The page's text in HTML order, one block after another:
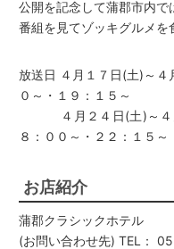
公開を記念して蒲郡市内で
番組を見てゾッキグルメを
放送日 ４月１７日(土)～
０～・１９：１５～
４月２４日(土)～４
８：００～・２２：１５～
お店紹介
蒲郡クラシックホテル
(お問い合わせ先) TEL：